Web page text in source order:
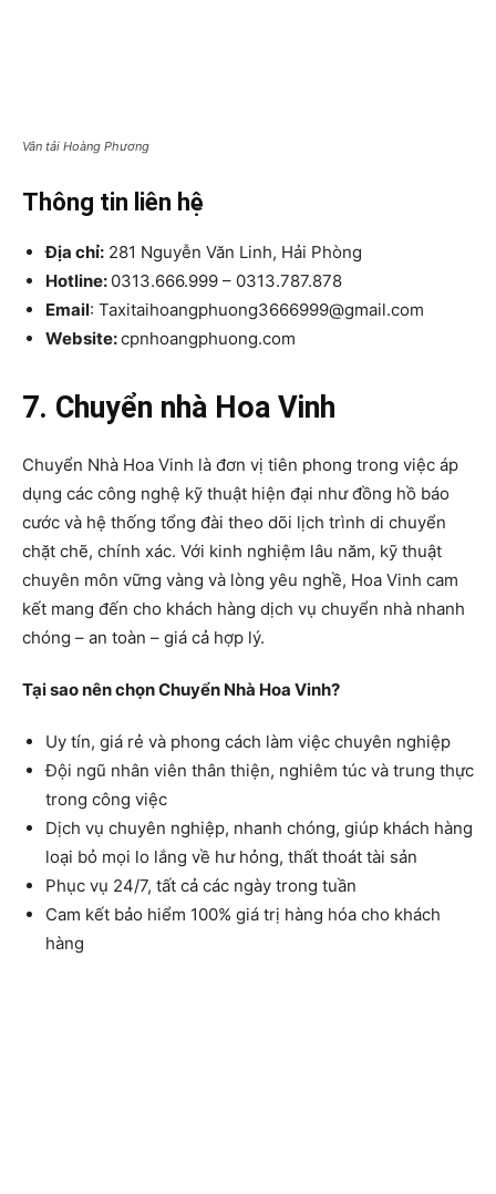
Vân tải Hoàng Phương
Thông tin liên hệ
Địa chỉ: 281 Nguyễn Văn Linh, Hải Phòng
Hotline: 0313.666.999 – 0313.787.878
Email: Taxitaihoangphuong3666999@gmail.com
Website:cpnhoangphuong.com
7. Chuyển nhà Hoa Vinh
Chuyển Nhà Hoa Vinh là đơn vị tiên phong trong việc áp
dụng các công nghệ kỹ thuật hiện đại như đồng hồ báo
cước và hệ thống tổng đài theo dõi lịch trình di chuyển
chặt chẽ, chính xác. Với kinh nghiệm lâu năm, kỹ thuật
chuyên môn vững vàng và lòng yêu nghề, Hoa Vinh cam
kết mang đến cho khách hàng dịch vụ chuyển nhà nhanh
chóng – an toàn – giá cả hợp lý.
Tại sao nên chọn Chuyển Nhà Hoa Vinh?
Uy tín, giá rẻ và phong cách làm việc chuyên nghiệp
Đội ngũ nhân viên thân thiện, nghiêm túc và trung thực
trong công việc
Dịch vụ chuyên nghiệp, nhanh chóng, giúp khách hàng
loại bỏ mọi lo lắng về hư hỏng, thất thoát tài sản
Phục vụ 24/7, tất cả các ngày trong tuần
Cam kết bảo hiểm 100% giá trị hàng hóa cho khách
hàng